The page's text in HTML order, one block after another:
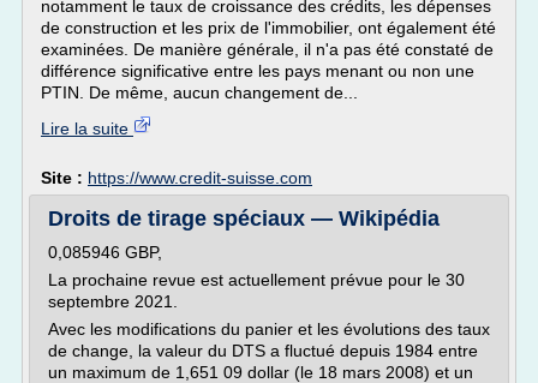
notamment le taux de croissance des crédits, les dépenses
de construction et les prix de l'immobilier, ont également été
examinées. De manière générale, il n'a pas été constaté de
différence significative entre les pays menant ou non une
PTIN. De même, aucun changement de...
Lire la suite
Site : https://www.credit-suisse.com
Droits de tirage spéciaux — Wikipédia
0,085946 GBP,
La prochaine revue est actuellement prévue pour le 30
septembre 2021.
Avec les modifications du panier et les évolutions des taux
de change, la valeur du DTS a fluctué depuis 1984 entre
un maximum de 1,651 09 dollar (le 18 mars 2008) et un